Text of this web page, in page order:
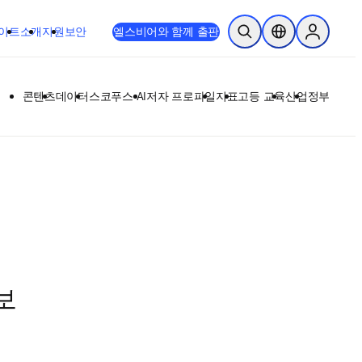
트소개지원 보안 엘스비어와 함께 출판 검색 열기위치 선택기Sign in to
콘텐츠데이터스코푸스 AI저자 프로파일지표고등 교육산업정부